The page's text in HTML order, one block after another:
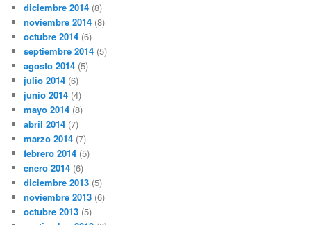
diciembre 2014 (8)
noviembre 2014 (8)
octubre 2014 (6)
septiembre 2014 (5)
agosto 2014 (5)
julio 2014 (6)
junio 2014 (4)
mayo 2014 (8)
abril 2014 (7)
marzo 2014 (7)
febrero 2014 (5)
enero 2014 (6)
diciembre 2013 (5)
noviembre 2013 (6)
octubre 2013 (5)